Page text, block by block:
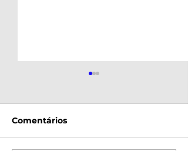
Comentários